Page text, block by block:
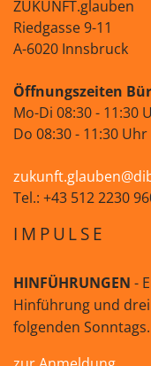
ZUKUNFT.glauben
Riedgasse 9-11
A-6020 Innsbruck
Öffnungszeiten
Mo-Di 08:30 - 11:30
Do 08:30 - 11:30 Uhr
Tel.: +43 512 2230
IMPULSE
HINFÜHRUNGEN -
Hinführung und
folgenden Sonntags.